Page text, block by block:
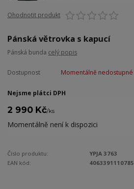
Ohodnotit produkt
Pánská větrovka s kapucí
Pánská bunda celý popis
Dostupnost Momentálně nedostupné
Nejsme plátci DPH
2 990 Kč/ks
Momentálně není k dispozici
Číslo produktu:
YPJA 3763
EAN kód:
4063391110785